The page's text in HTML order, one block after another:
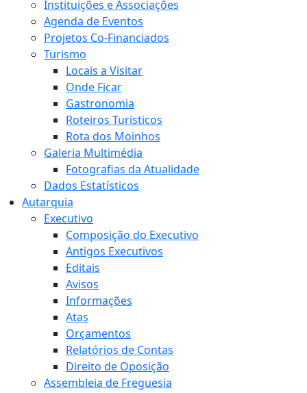
Instituições e Associações
Agenda de Eventos
Projetos Co-Financiados
Turismo
Locais a Visitar
Onde Ficar
Gastronomia
Roteiros Turísticos
Rota dos Moinhos
Galeria Multimédia
Fotografias da Atualidade
Dados Estatísticos
Autarquia
Executivo
Composição do Executivo
Antigos Executivos
Editais
Avisos
Informações
Atas
Orçamentos
Relatórios de Contas
Direito de Oposição
Assembleia de Freguesia